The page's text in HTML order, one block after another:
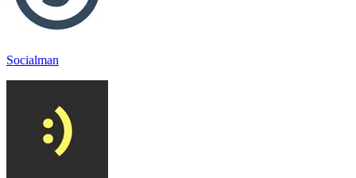
Socialman